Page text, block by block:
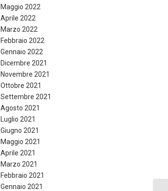
Maggio 2022
Aprile 2022
Marzo 2022
Febbraio 2022
Gennaio 2022
Dicembre 2021
Novembre 2021
Ottobre 2021
Settembre 2021
Agosto 2021
Luglio 2021
Giugno 2021
Maggio 2021
Aprile 2021
Marzo 2021
Febbraio 2021
Gennaio 2021